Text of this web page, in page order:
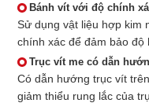
Bánh vít với độ chính
Sử dụng vật liệu hợp kim
chính xác để đảm bảo độ
Trục vít me có dẫn
Có dẫn hướng trục vít
giảm thiểu rung lắc của